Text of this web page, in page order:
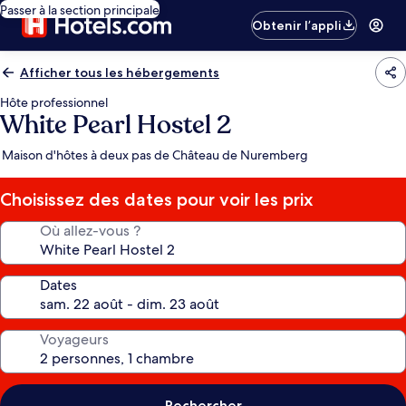
Passer à la section principale
Obtenir l’appli
Afficher tous les hébergements
Hôte professionnel
White Pearl Hostel 2
Maison d'hôtes à deux pas de Château de Nuremberg
Choisissez des dates pour voir les prix
Où allez-vous ?
Dates
Voyageurs